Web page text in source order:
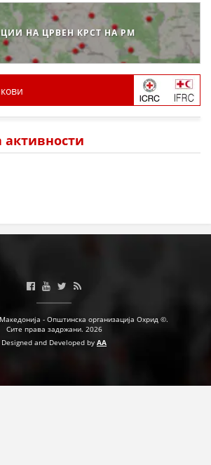
НА ЦРВЕН КРСТ НА РМ
активности
- Општинска организација Охрид ©.
Сите права задржани. 2026
Designed and Developed by AA